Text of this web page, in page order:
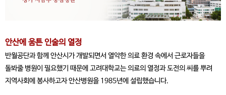
안산에 움튼 인술의 열정
반월공단과 함께 안산시가 개발되면서 열악한 의료 환경 속에서 근로자들을
돌봐줄 병원이 필요했기 때문에 고려대학교는 의료의 열정과 도전의 씨를 뿌려
지역사회에 봉사하고자 안산병원을 1985년에 설립했습니다.